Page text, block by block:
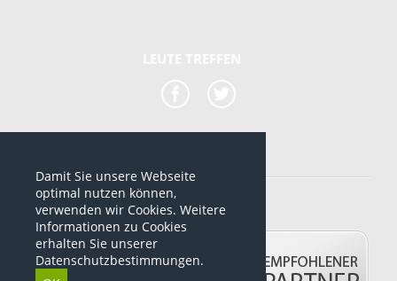
*alle Preise sind netto Preise
© 2012-2026 www.dropshipping-marktplatz.de
Damit Sie unsere Webseite
optimal nutzen können,
verwenden wir Cookies. Weitere
Informationen zu Cookies
erhalten Sie unserer
Datenschutzbestimmungen.